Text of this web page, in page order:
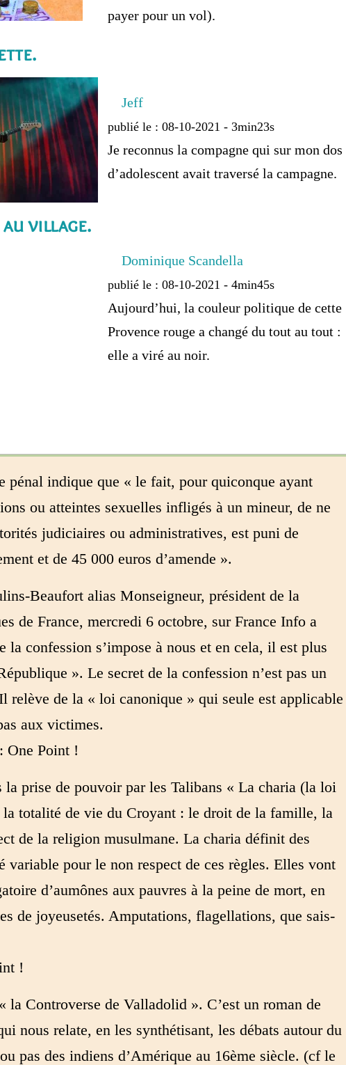
payer pour un vol).
Jeff
publié le : 08-10-2021 - 3min23s
Je reconnus la compagne qui sur mon dos
d’adolescent avait traversé la campagne.
village.
Dominique Scandella
publié le : 08-10-2021 - 4min45s
Aujourd’hui, la couleur politique de cette
Provence rouge a changé du tout au tout :
elle a viré au noir.
pénal indique que « le fait, pour quiconque ayant
ou atteintes sexuelles infligés à un mineur, de ne
judiciaires ou administratives, est puni de
et de 45 000 euros d’amende ».
Beaufort alias Monseigneur, président de la
de France, mercredi 6 octobre, sur France Info a
la confession s’impose à nous et en cela, il est plus
». Le secret de la confession n’est pas un
relève de la « loi canonique » qui seule est applicable
aux victimes.
One Point !
la prise de pouvoir par les Talibans « La charia (la loi
la totalité de vie du Croyant : le droit de la famille, la
de la religion musulmane. La charia définit des
variable pour le non respect de ces règles. Elles vont
d’aumônes aux pauvres à la peine de mort, en
de joyeusetés. Amputations, flagellations, que sais-
!
la Controverse de Valladolid ». C’est un roman de
nous relate, en les synthétisant, les débats autour du
pas des indiens d’Amérique au 16ème siècle. (cf le